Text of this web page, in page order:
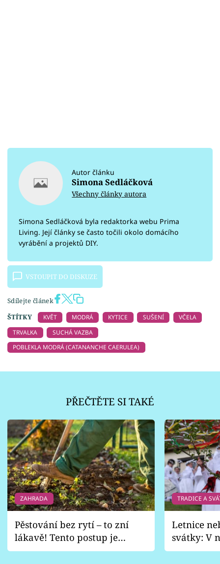
Autor článku
Simona Sedláčková
Všechny články autora
Simona Sedláčková byla redaktorka webu Prima
Living. Její články se často točili okolo domácího
vyrábění a projektů DIY.
VSTOUPIT DO DISKUZE
Sdílejte článek
ŠTÍTKY
KVĚT MODRÁ KYTICE SUŠENÍ
VČELA
TRVALKA
SUCHÁ VAZBA
POBLEKLA MODRÁ (CATANANCHE CAERULEA)
PŘEČTĚTE SI TAKÉ
ZAHRADA
Pěstování bez rytí – to zní
lákavě! Tento postup je
vhodný jen pro některé
TRADICE A
Letnice
svátky: V
pondělí